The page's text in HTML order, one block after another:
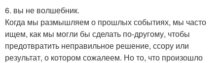
6. вы не волшебник.
Когда мы размышляем о прошлых событиях, мы часто
ищем, как мы могли бы сделать по-другому, чтобы
предотвратить неправильное решение, ссору или
результат, о котором сожалеем. Но то, что произошло